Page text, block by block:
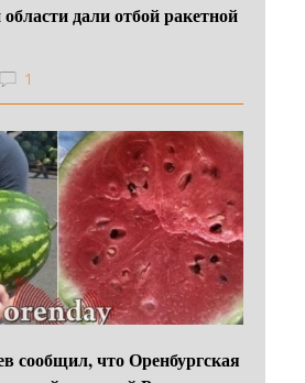
дали отбой ракетной
1
сообщил, что Оренбургская